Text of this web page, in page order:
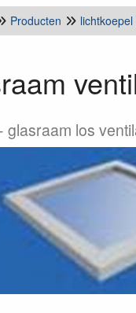
Producten
glasraam los